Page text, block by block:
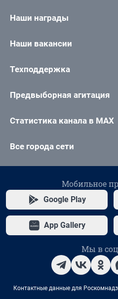
Наши награды
Наши вакансии
Техподдержка
Предвыборная агитация
Статистика канала в MAX
Все города сети
Мобильное
Google Play
App Gallery
Мы в
Контактные данные для